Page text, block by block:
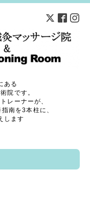
ある
院です。
レーナーが、
南を3本柱に、
します